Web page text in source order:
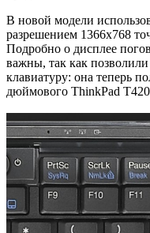
В новой модели
разрешением 1366x768
Подробно о дисплее
важны, так как
клавиатуру: она теперь
дюймового ThinkPad